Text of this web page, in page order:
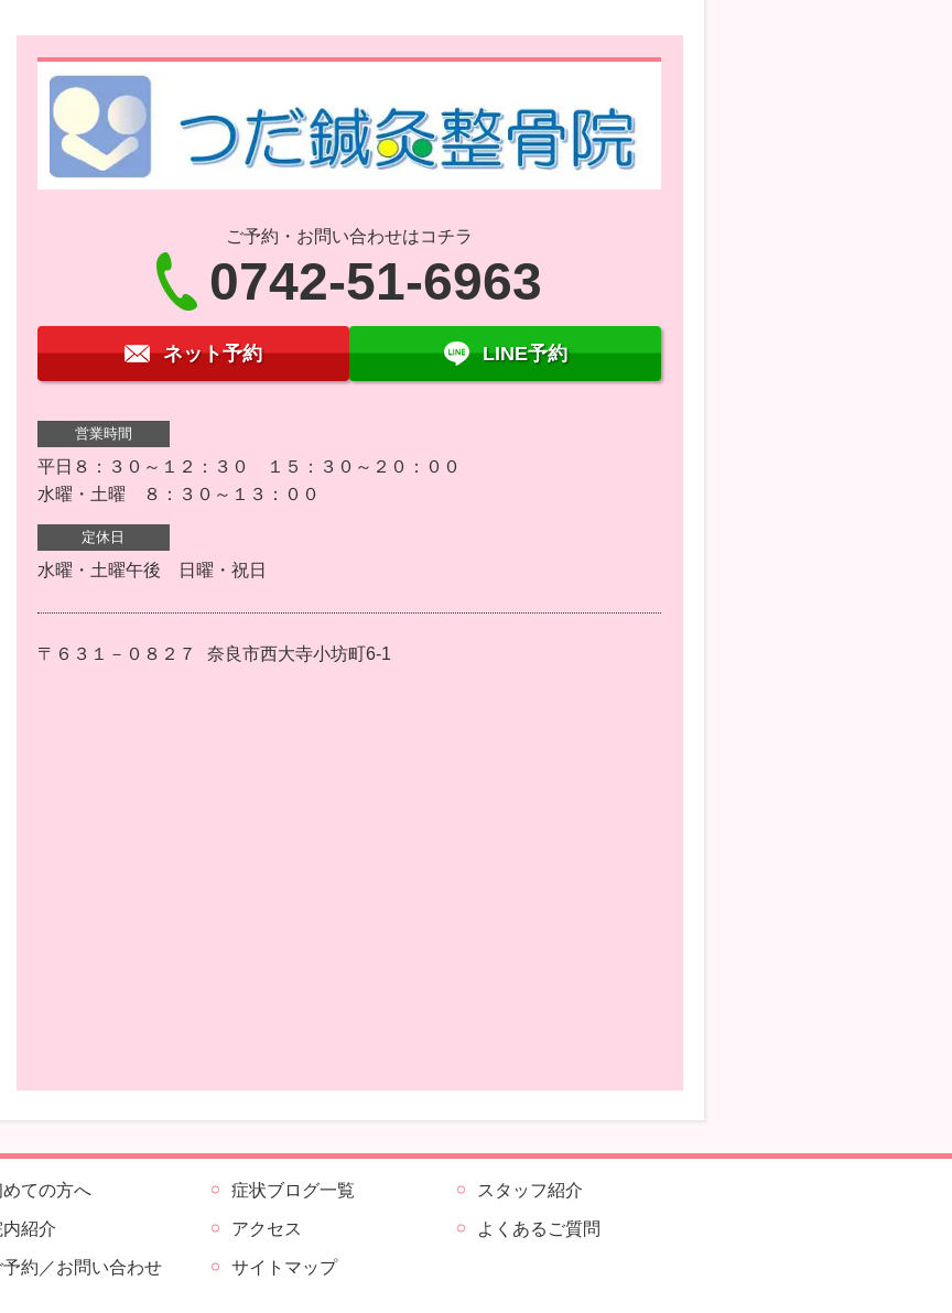
ご予約・お問い合わせはコチラ
0742-51-6963
ネット予約 LINE予約
営業時間
平日８：３０～１２：３０ １５：３０～２０：００
水曜・土曜 ８：３０～１３：００
定休日
水曜・土曜午後 日曜・祝日
〒６３１－０８２７ 奈良市西大寺小坊町6-1
めての方へ 症状ブログ一覧 スタッフ紹介
内紹介 アクセス よくあるご質問
予約／お問い合わせ サイトマップ